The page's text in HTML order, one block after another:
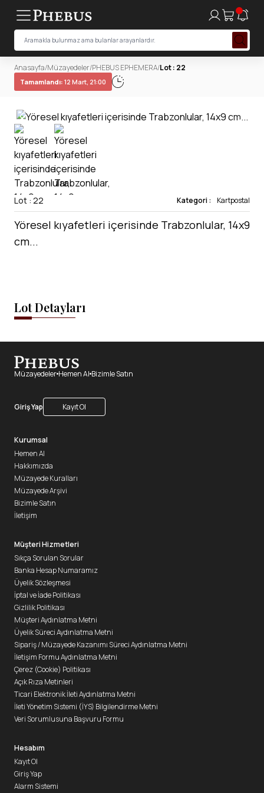
Anasayfa/Müzayedeler/PHEBUS EPHEMERA/Lot : 22
Tamamlandı: 12 Mart, 21:00
Lot : 22 Kategori : Kartpostal
Yöresel kıyafetleri içerisinde Trabzonlular, 14x9
cm...
Lot Detayları
Müzayedeler Hemen Al Bizimle Satın
Giriş Yap Kayıt Ol
Kurumsal
Hemen Al
Hakkımızda
Müzayede Kuralları
Müzayede Arşivi
Bizimle Satın
İletişim
Müşteri Hizmetleri
Sıkça Sorulan Sorular
Banka Hesap Numaramız
Üyelik Sözleşmesi
İptal ve İade Politikası
Gizlilik Politikası
Müşteri Aydınlatma Metni
Üyelik Süreci Aydınlatma Metni
Sipariş / Müzayede Kazanımı Süreci Aydınlatma Metni
İletişim Formu Aydınlatma Metni
Çerez (Cookie) Politikası
Açık Rıza Metinleri
Ticari Elektronik İleti Aydınlatma Metni
İleti Yönetim Sistemi (İYS) Bilgilendirme Metni
Veri Sorumlusuna Başvuru Formu
Hesabım
Kayıt Ol
Giriş Yap
Alarm Sistemi